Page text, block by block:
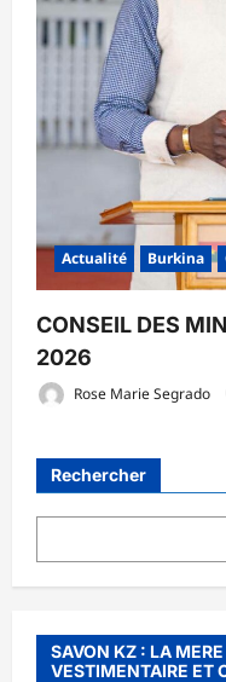
Actualité Burkina
CONSEIL DES
2026
Rose Marie Segrado
Rechercher
SAVON KZ : LA
VESTIMENTAIRE ET